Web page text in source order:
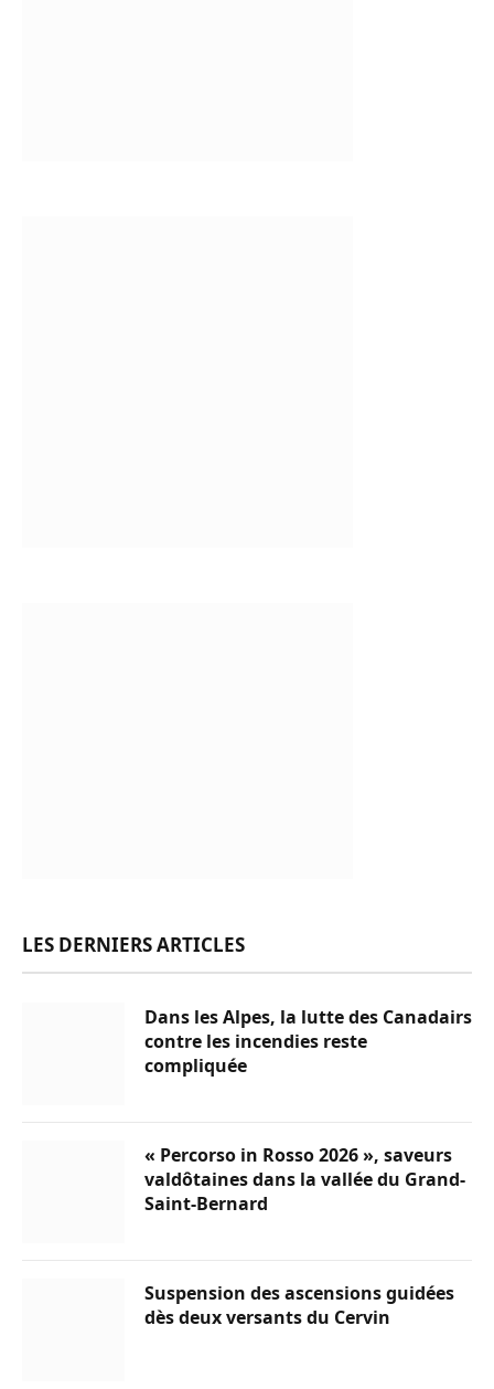
LES DERNIERS ARTICLES
Dans les Alpes, la lutte des Canadairs
contre les incendies reste
compliquée
« Percorso in Rosso 2026 », saveurs
valdôtaines dans la vallée du Grand-
Saint-Bernard
Suspension des ascensions guidées
dès deux versants du Cervin